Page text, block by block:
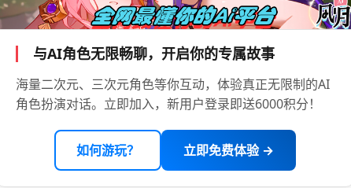
与AI角色无限畅聊，开启你的专属故事
海量二次元、三次元角色等你互动，体验真正无限制的AI
角色扮演对话。立即加入，新用户登录即送6000积分！
如何游玩？ 立即免费体验 →